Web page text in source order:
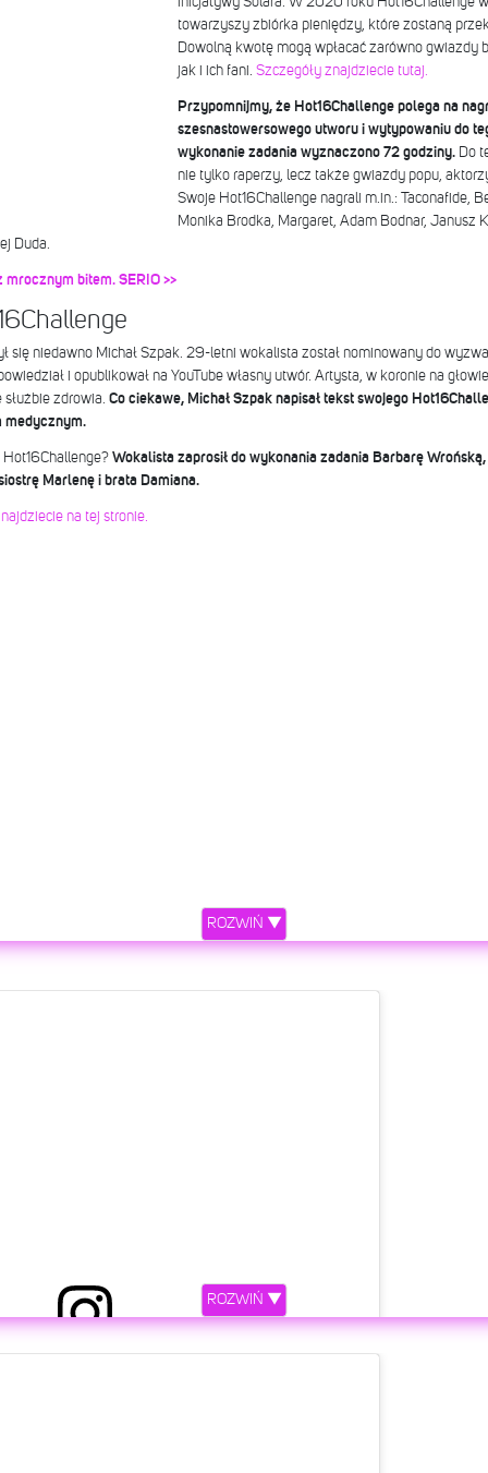
towarzyszy zbiórka pieniędzy, które zostaną
Dowolną kwotę mogą wpłacać zarówno gwiazdy
jak i ich fani. Szczegóły znajdziecie tutaj.
Przypomnijmy, że Hot16Challenge polega na
szesnastowersowego utworu i wytypowaniu do
wykonanie zadania wyznaczono 72 godziny. Do
nie tylko raperzy, lecz także gwiazdy popu,
Swoje Hot16Challenge nagrali m.in.: Taconafide,
Monika Brodka, Margaret, Adam Bodnar, Janusz
Duda.
bitem. SERIO >>
się niedawno Michał Szpak. 29-letni wokalista został nominowany do
i opublikował na YouTube własny utwór. Artysta, w koronie na
zdrowia. Co ciekawe, Michał Szpak napisał tekst swojego
medycznym.
Hot16Challenge? Wokalista zaprosił do wykonania zadania Barbarę
Marlenę i brata Damiana.
na tej stronie.
ROZWIŃ ▼
ROZWIŃ ▼